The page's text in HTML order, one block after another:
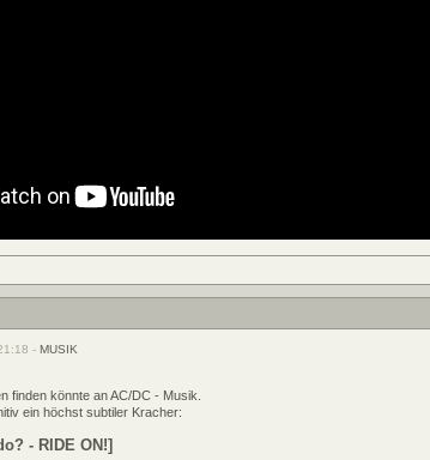
- MUSIK
finden könnte an AC/DC - Musik.
ein höchst subtiler Kracher:
- RIDE ON!]